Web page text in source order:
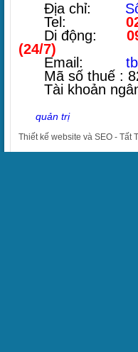
Địa chỉ:
Tel:
Di động:
(24/7)
Email:
Mã số thuế :
Tài khoản ngân
quản trị
Thiết kế website và SEO - Tất